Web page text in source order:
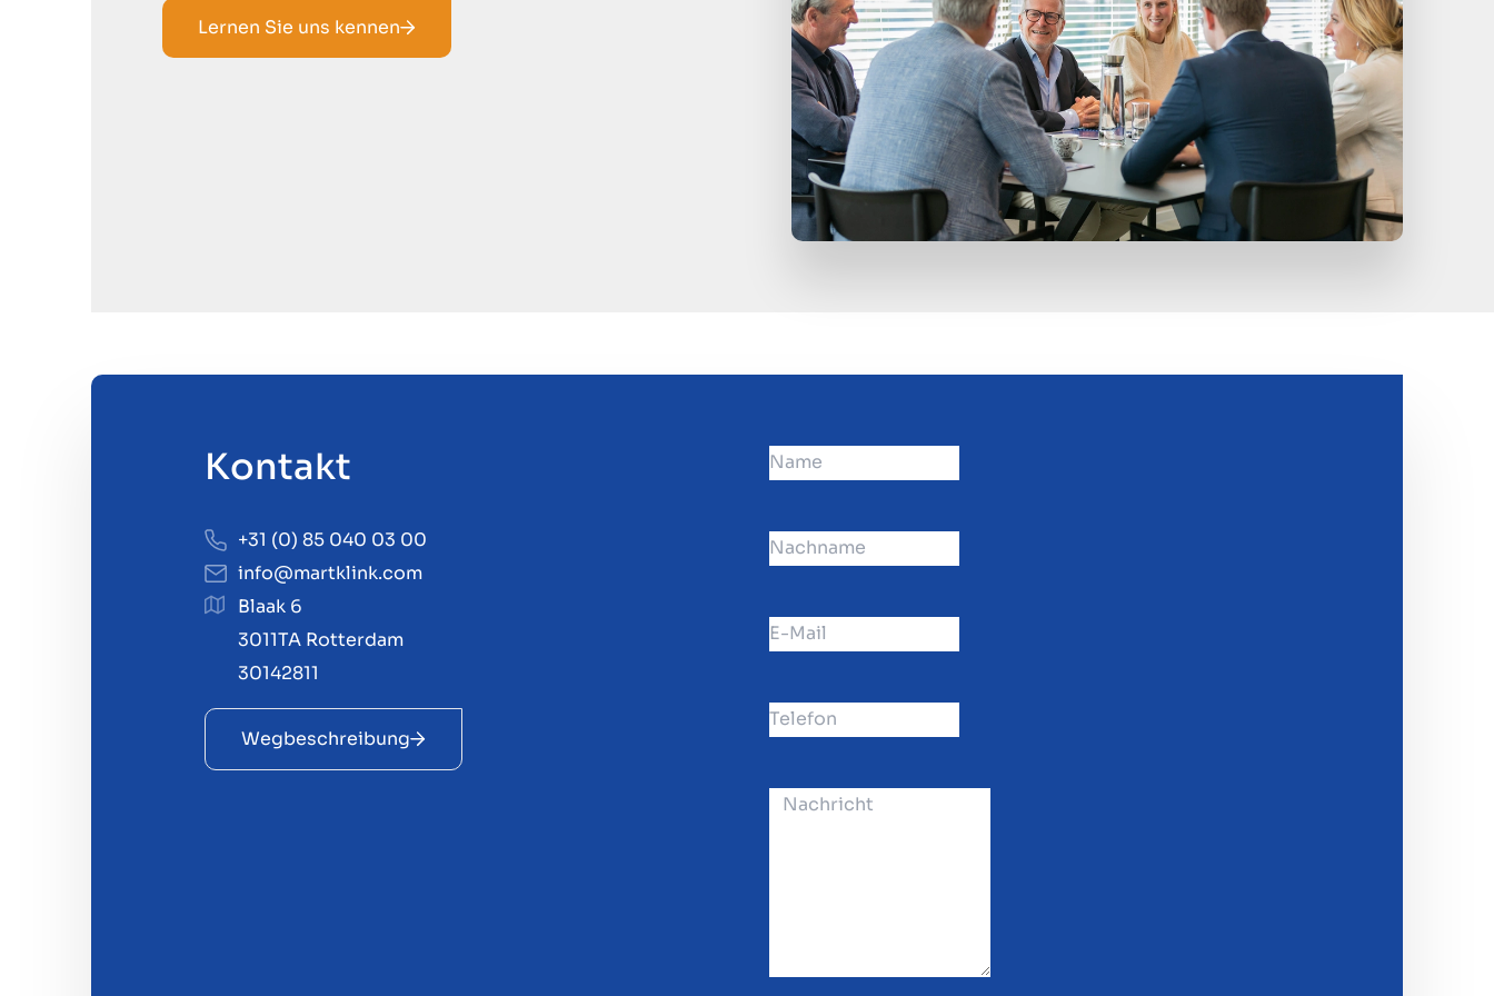
Lernen Sie uns kennen
Kontakt
+31 (0) 85 040 03 00
info@martklink.com
Blaak 6
3011TA Rotterdam
30142811
Wegbeschreibung